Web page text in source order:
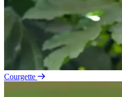
Courgette